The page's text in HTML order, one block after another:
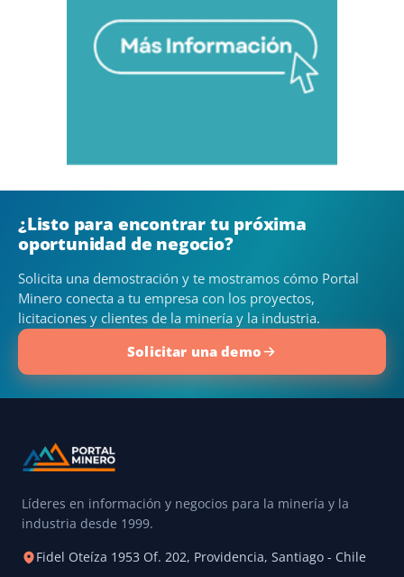
¿Listo para encontrar tu próxima
oportunidad de negocio?
Solicita una demostración y te mostramos cómo Portal
Minero conecta a tu empresa con los proyectos,
licitaciones y clientes de la minería y la industria.
Solicitar una demo
Líderes en información y negocios para la minería y la
industria desde 1999.
Fidel Oteíza 1953 Of. 202, Providencia, Santiago - Chile